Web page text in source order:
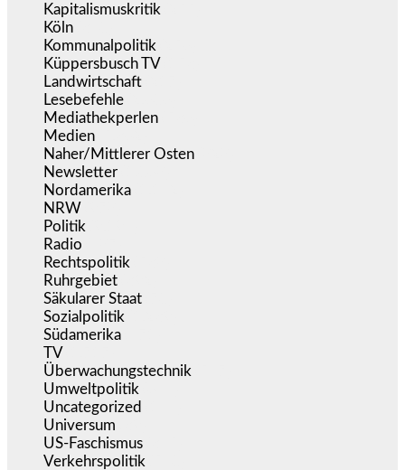
Kapitalismuskritik
Köln
Kommunalpolitik
Küppersbusch TV
Landwirtschaft
Lesebefehle
Mediathekperlen
Medien
Naher/Mittlerer Osten
Newsletter
Nordamerika
NRW
Politik
Radio
Rechtspolitik
Ruhrgebiet
Säkularer Staat
Sozialpolitik
Südamerika
TV
Überwachungstechnik
Umweltpolitik
Uncategorized
Universum
US-Faschismus
Verkehrspolitik